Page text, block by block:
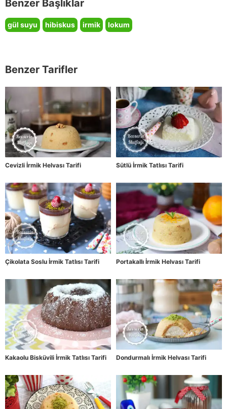
Benzer Başlıklar
gül suyu hibiskus irmik lokum
Benzer Tarifler
Cevizli İrmik Helvası Tarifi Sütlü İrmik Tatlısı Tarifi
Çikolata Soslu İrmik Tatlısı Tarifi Portakallı İrmik Helvası Tarifi
Kakaolu Bisküvili İrmik Tatlısı Tarifi Dondurmalı İrmik Helvası Tarifi